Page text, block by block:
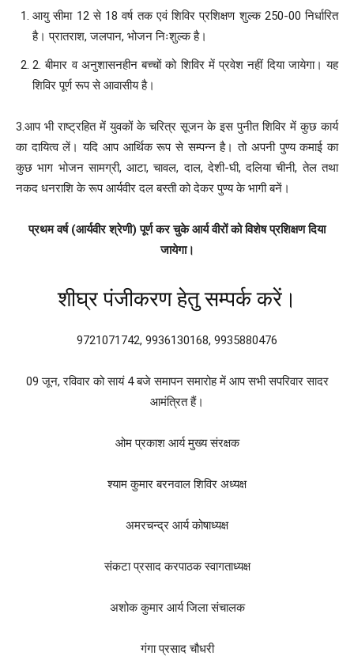
आयु सीमा 12 से 18 वर्ष तक एवं शिविर प्रशिक्षण शुल्क 250-00 निर्धारित
है। प्रातराश, जलपान, भोजन निःशुल्क है।
2. बीमार व अनुशासनहीन बच्चों को शिविर में प्रवेश नहीं दिया जायेगा। यह
शिविर पूर्ण रूप से आवासीय है।
3.आप भी राष्ट्रहित में युवकों के चरित्र सूजन के इस पुनीत शिविर में कुछ कार्य
का दायित्व लें। यदि आप आर्थिक रूप से सम्पन्न है। तो अपनी पुण्य कमाई का
कुछ भाग भोजन सामग्री, आटा, चावल, दाल, देशी-घी, दलिया चीनी, तेल तथा
नकद धनराशि के रूप आर्यवीर दल बस्ती को देकर पुण्य के भागी बनें।
प्रथम वर्ष (आर्यवीर श्रेणी) पूर्ण कर चुके आर्य वीरों को विशेष प्रशिक्षण दिया
जायेगा।
शीघ्र पंजीकरण हेतु सम्पर्क करें।
9721071742, 9936130168, 9935880476
09 जून, रविवार को सायं 4 बजे समापन समारोह में आप सभी सपरिवार सादर
आमंत्रित हैं।
ओम प्रकाश आर्य मुख्य संरक्षक
श्याम कुमार बरनवाल शिविर अध्यक्ष
अमरचन्द्र आर्य कोषाध्यक्ष
संकटा प्रसाद करपाठक स्वागताध्यक्ष
अशोक कुमार आर्य जिला संचालक
गंगा प्रसाद चौधरी